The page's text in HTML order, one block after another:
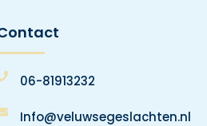
06-81913232
Info@veluwsegeslachten.nl